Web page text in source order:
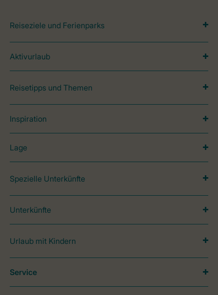
Reiseziele und Ferienparks
Aktivurlaub
Reisetipps und Themen
Inspiration
Lage
Spezielle Unterkünfte
Unterkünfte
Urlaub mit Kindern
Service